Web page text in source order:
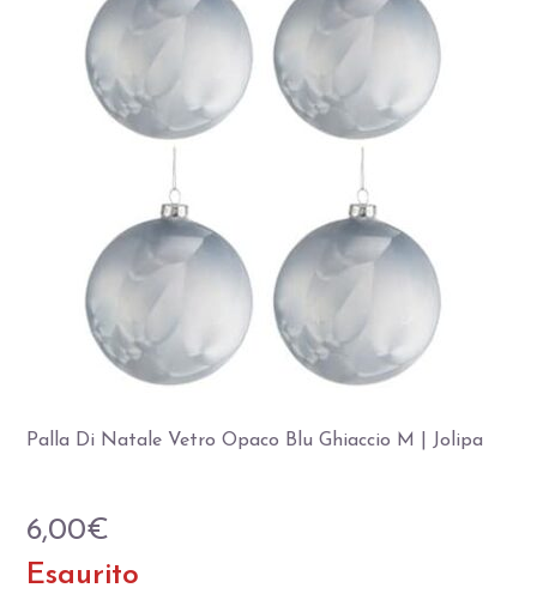
Palla Di Natale Vetro Opaco Blu Ghiaccio M | Jolipa
6,00€
Esaurito